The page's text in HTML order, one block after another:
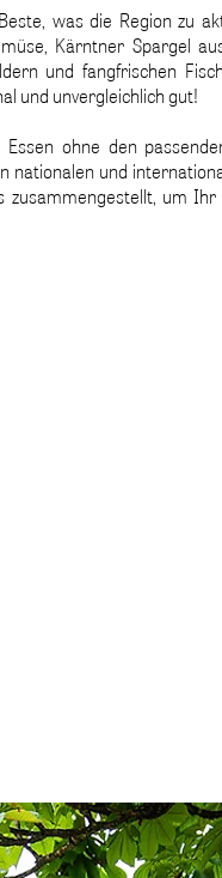
was die Region zu
Kärntner Spargel
und fangfrischen
und unvergleichlich gut!
ohne den
nationalen und
zusammengestellt, um